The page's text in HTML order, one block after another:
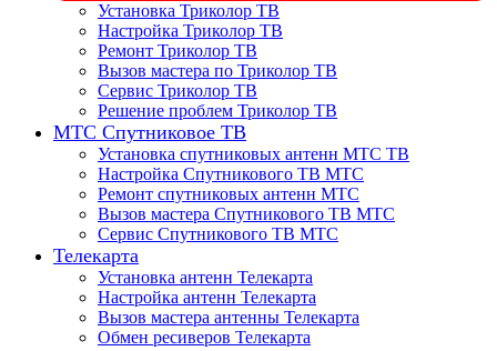
Установка Триколор ТВ
Настройка Триколор ТВ
Ремонт Триколор ТВ
Вызов мастера по Триколор ТВ
Сервис Триколор ТВ
Решение проблем Триколор ТВ
МТС Спутниковое ТВ
Установка спутниковых антенн МТС ТВ
Настройка Спутникового ТВ МТС
Ремонт спутниковых антенн МТС
Вызов мастера Спутникового ТВ МТС
Сервис Спутникового ТВ МТС
Телекарта
Установка антенн Телекарта
Настройка антенн Телекарта
Вызов мастера антенны Телекарта
Обмен ресиверов Телекарта